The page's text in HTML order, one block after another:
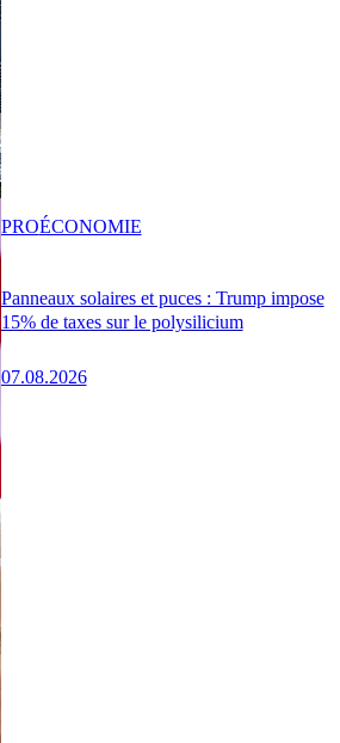
Panneaux solaires et puces : Trump impose
15% de taxes sur le polysilicium
07.08.2026
PROÉCONOMIE